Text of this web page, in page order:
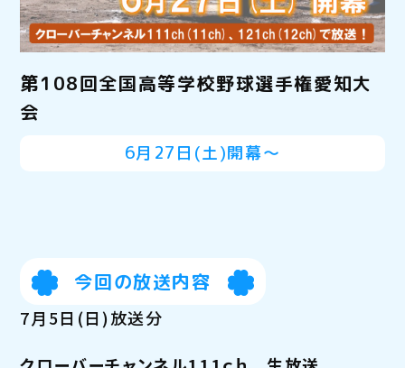
第108回全国高等学校野球選手権愛知大
会
6月27日(土)開幕～
今回の放送内容
7月5日(日)放送分